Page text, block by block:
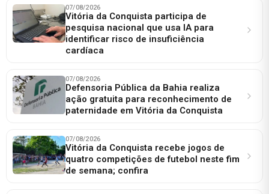
07/08/2026
Vitória da Conquista participa de
pesquisa nacional que usa IA para
identificar risco de insuficiência
cardíaca
07/08/2026
Defensoria Pública da Bahia realiza
ação gratuita para reconhecimento de
paternidade em Vitória da Conquista
07/08/2026
Vitória da Conquista recebe jogos de
quatro competições de futebol neste fim
de semana; confira